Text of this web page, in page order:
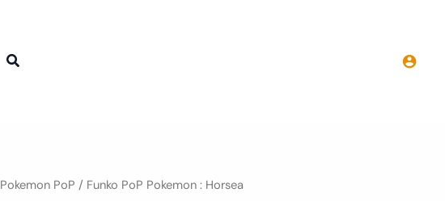
Pokemon PoP / Funko PoP Pokemon : Horsea